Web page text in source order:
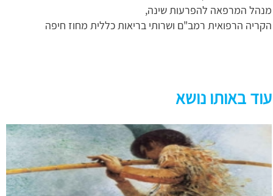
מנהל המרפאה להפרעות שינה,
הקריה הרפואית רמב"ם ושרותי בריאות כללית מחוז חיפה
עוד באותו נושא